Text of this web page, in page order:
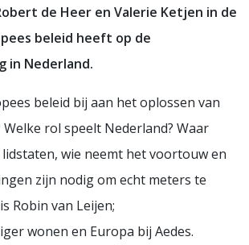
de Heer en Valerie Ketjen in de
beleid heeft op de
in Nederland.
beleid bij aan het oplossen van
rol speelt Nederland? Waar
wie neemt het voortouw en
zijn nodig om echt meters te
Robin van Leijen;
wonen en Europa bij Aedes.